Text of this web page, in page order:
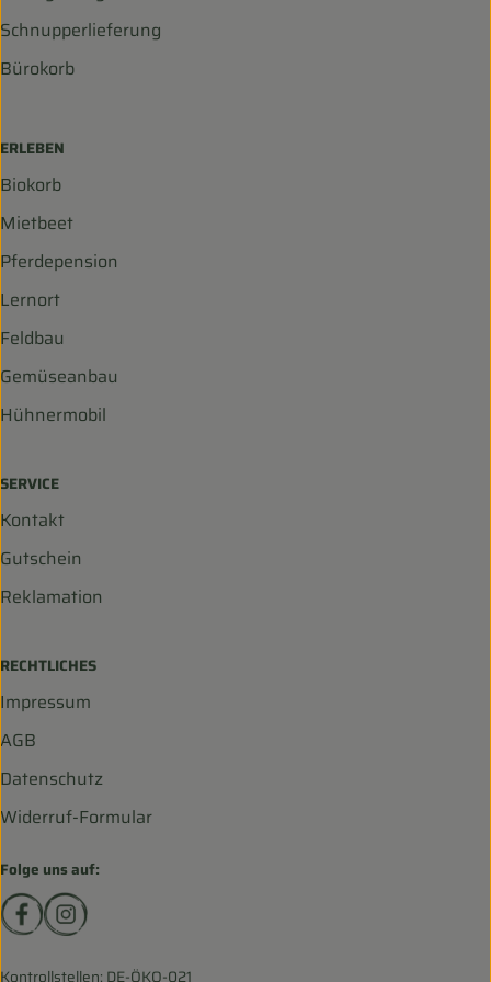
Schnupperlieferung
Bürokorb
ERLEBEN
Biokorb
Mietbeet
Pferdepension
Lernort
Feldbau
Gemüseanbau
Hühnermobil
SERVICE
Kontakt
Gutschein
Reklamation
RECHTLICHES
Impressum
AGB
Datenschutz
Widerruf-Formular
Folge uns auf:
Externer Link zu https://www.facebook.com/
Externer Link zu https://www.instagram.com/
Kontrollstellen: DE-ÖKO-021